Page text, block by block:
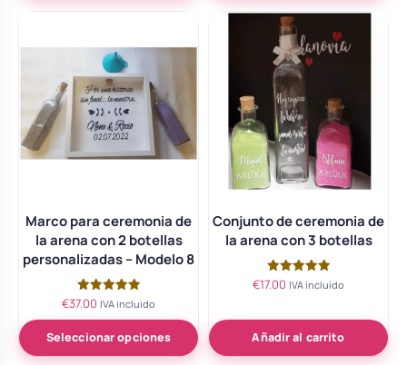
Marco para ceremonia de
la arena con 2 botellas
personalizadas – Modelo 8
Valorado
5.00
de 5
€37.00 IVA incluido
Seleccionar opciones
Conjunto de ceremonia de
la arena con 3 botellas
Valorado
€17.00 IVA incluido
Añadir al carrito